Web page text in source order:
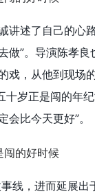
述了自己的心
做”。导演陈孝
戏，从他到现场
岁正是闯的年
比今天更好”。
线，进而延展